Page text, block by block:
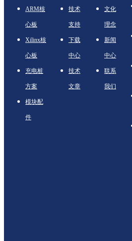
ARM核
心板
Xilinx核
心板
充电桩
方案
模块配
件
技术
支持
下载
中心
技术
文章
文化
理念
新闻
中心
联系
我们